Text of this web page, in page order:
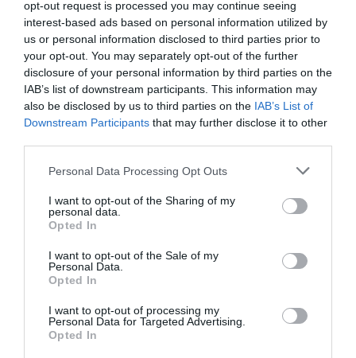
opt-out request is processed you may continue seeing
interest-based ads based on personal information utilized by
us or personal information disclosed to third parties prior to
your opt-out. You may separately opt-out of the further
disclosure of your personal information by third parties on the
IAB’s list of downstream participants. This information may
also be disclosed by us to third parties on the IAB’s List of
Downstream Participants that may further disclose it to other
Personal Data Processing Opt Outs
I want to opt-out of the Sharing of my
personal data.
Opted In
I want to opt-out of the Sale of my
Personal Data.
Opted In
I want to opt-out of processing my
Personal Data for Targeted Advertising.
Opted In
Michaela
April 2012
Reisender mit Freunden/Kollegen
GUT
7.3/10
Würden Sie in diesem Hotel wieder nächtigen?
JA
details
Österreich
Reisender mit Freunden/Kollegen
/10
Würden Sie in diesem Hotel wieder nächtigen?
details
März 2012
Reisender mit Freunden/Kollegen
8.5/10